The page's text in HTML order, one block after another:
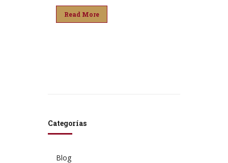
Read More
Categorías
Blog